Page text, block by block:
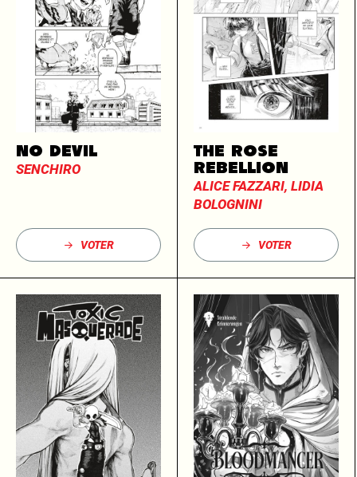
NO DEVIL
SENCHIRO
VOTER
THE ROSE
REBELLION
ALICE FAZZARI, LIDIA
BOLOGNINI
VOTER